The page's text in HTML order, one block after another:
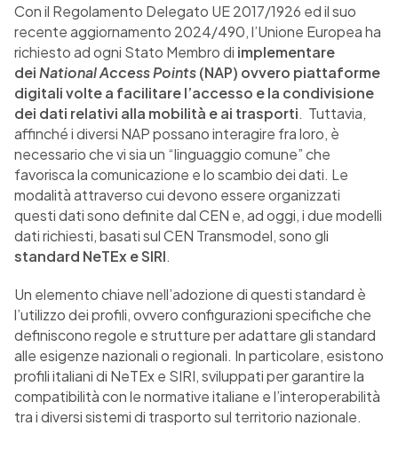
Con il Regolamento Delegato UE 2017/1926 ed il suo
recente aggiornamento 2024/490, l’Unione Europea ha
richiesto ad ogni Stato Membro di implementare
deiNational Access Points(NAP) ovvero piattaforme
digitali volte a facilitare l’accesso e la condivisione
dei dati relativi alla mobilità e ai trasporti. Tuttavia,
affinché i diversi NAP possano interagire fra loro, è
necessario che vi sia un “linguaggio comune” che
favorisca la comunicazione e lo scambio dei dati. Le
modalità attraverso cui devono essere organizzati
questi dati sono definite dal CEN e, ad oggi, i due modelli
dati richiesti, basati sul CEN Transmodel, sono gli
standard NeTEx e SIRI.
Un elemento chiave nell’adozione di questi standard è
l’utilizzo dei profili, ovvero configurazioni specifiche che
definiscono regole e strutture per adattare gli standard
alle esigenze nazionali o regionali. In particolare, esistono
profili italiani di NeTEx e SIRI, sviluppati per garantire la
compatibilità con le normative italiane e l’interoperabilità
tra i diversi sistemi di trasporto sul territorio nazionale.